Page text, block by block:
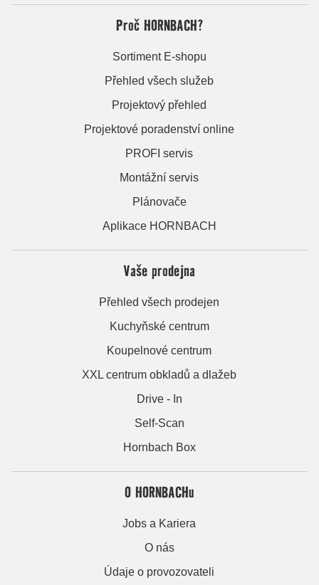
Proč HORNBACH?
Sortiment E-shopu
Přehled všech služeb
Projektový přehled
Projektové poradenství online
PROFI servis
Montážní servis
Plánovače
Aplikace HORNBACH
Vaše prodejna
Přehled všech prodejen
Kuchyňské centrum
Koupelnové centrum
XXL centrum obkladů a dlažeb
Drive - In
Self-Scan
Hornbach Box
O HORNBACHu
Jobs a Kariera
O nás
Údaje o provozovateli